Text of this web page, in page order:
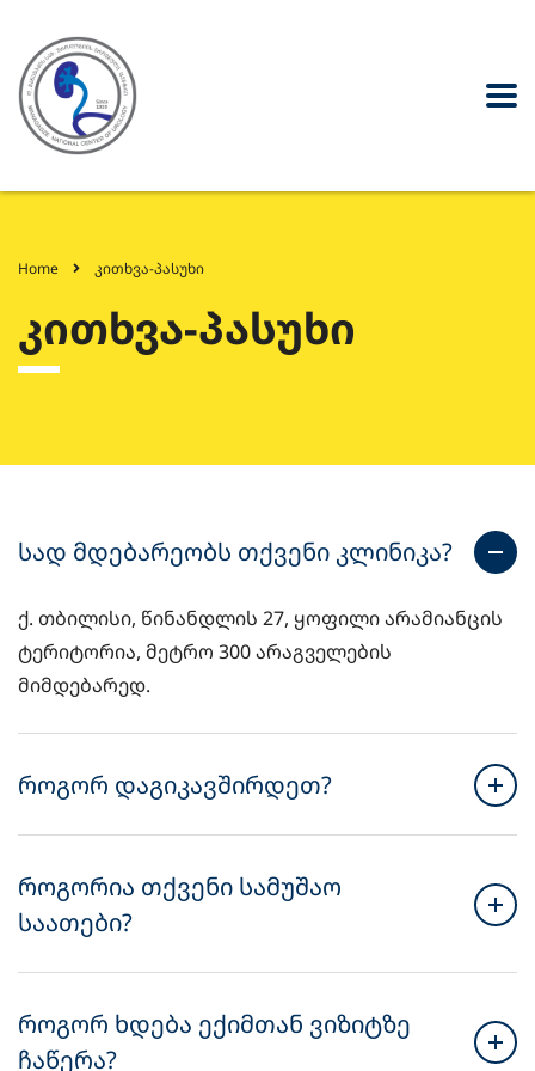
Home კითხვა-პასუხი
კითხვა-პასუხი
სად მდებარეობს თქვენი კლინიკა?
ქ. თბილისი, წინანდლის 27, ყოფილი არამიანცის
ტერიტორია, მეტრო 300 არაგველების
მიმდებარედ.
როგორ დაგიკავშირდეთ?
როგორია თქვენი სამუშაო
საათები?
როგორ ხდება ექიმთან ვიზიტზე
ჩაწერა?